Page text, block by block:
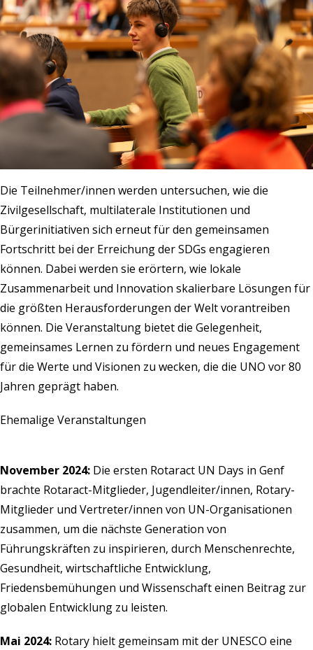
Die Teilnehmer/innen werden untersuchen, wie die
Zivilgesellschaft, multilaterale Institutionen und
Bürgerinitiativen sich erneut für den gemeinsamen
Fortschritt bei der Erreichung der SDGs engagieren
können. Dabei werden sie erörtern, wie lokale
Zusammenarbeit und Innovation skalierbare Lösungen für
die größten Herausforderungen der Welt vorantreiben
können. Die Veranstaltung bietet die Gelegenheit,
gemeinsames Lernen zu fördern und neues Engagement
für die Werte und Visionen zu wecken, die die UNO vor 80
Jahren geprägt haben.
Ehemalige Veranstaltungen
November 2024: Die ersten Rotaract UN Days in Genf
brachte Rotaract-Mitglieder, Jugendleiter/innen, Rotary-
Mitglieder und Vertreter/innen von UN-Organisationen
zusammen, um die nächste Generation von
Führungskräften zu inspirieren, durch Menschenrechte,
Gesundheit, wirtschaftliche Entwicklung,
Friedensbemühungen und Wissenschaft einen Beitrag zur
globalen Entwicklung zu leisten.
Mai 2024: Rotary hielt gemeinsam mit der UNESCO eine